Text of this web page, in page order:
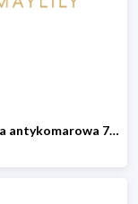
Pieluszka antykomarowa 70x70 - Srebrne piórka